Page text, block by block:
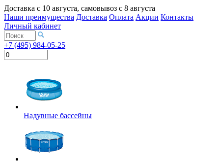
Доставка с 10 августа, самовывоз с 8 августа
Наши преимущества Доставка Оплата Акции Контакты
Личный кабинет
+7 (495) 984-05-25
Надувные бассейны